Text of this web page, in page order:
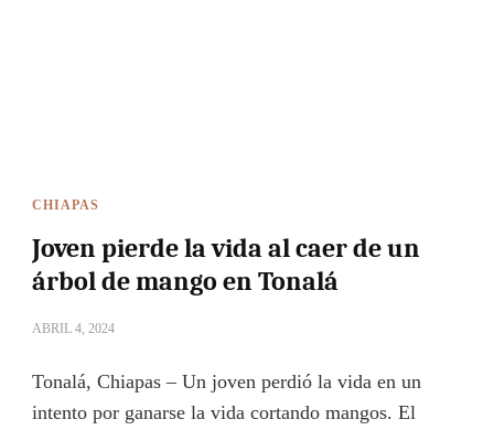
CHIAPAS
Joven pierde la vida al caer de un
árbol de mango en Tonalá
ABRIL 4, 2024
Tonalá, Chiapas – Un joven perdió la vida en un
intento por ganarse la vida cortando mangos. El